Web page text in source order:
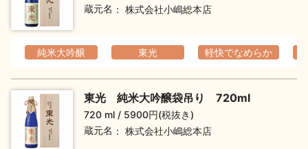
蔵元名
株式会社小嶋総本店
純米大吟醸 東光 軽快でなめらか
東光 純米大吟醸袋吊り 720ml
720 ml
5900円(税抜き)
蔵元名
株式会社小嶋総本店